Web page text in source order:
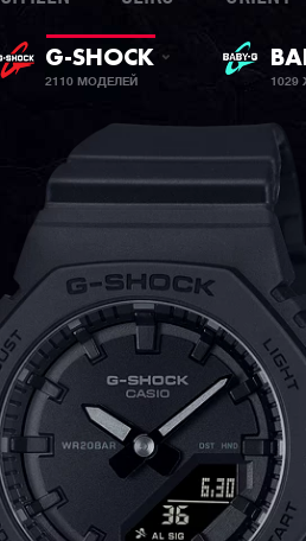
G-SHOCK
2110 МОДЕЛЕЙ 1029